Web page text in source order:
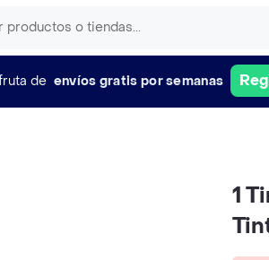
de envíos gratis por semanas
1